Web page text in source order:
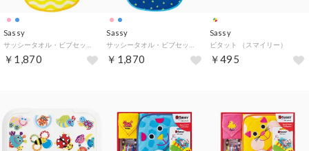
Sassy
￥1,870
Sassy
￥1,870
Sassy
ビタット （スマイリー）
￥495